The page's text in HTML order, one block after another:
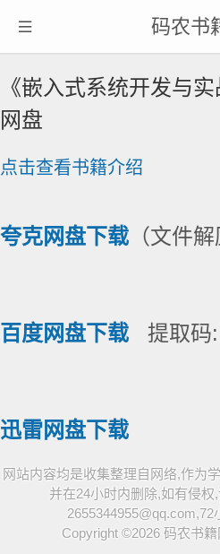
码农书
《嵌入式系统开发与
网盘
点击查看书籍介绍
夸克网盘下载 （文件
百度网盘下载 提取码:
迅雷网盘下载
网站内容均是收集整理自网络,作为
并在24小时内删除,如有侵
Copyright ©2026 码农书籍